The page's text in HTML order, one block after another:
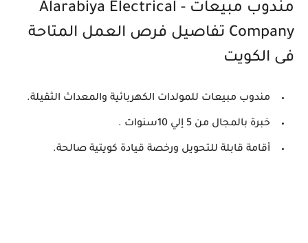
مندوب مبيعات - Alarabiya Electrical
Company تفاصيل فرص العمل المتاحة
فى الكويت
مندوب مبيعات للمولدات الكهربائية والمعداث الثقيلة.
خبرة بالمجال من 5 إلي 10سنوات .
أقامة قابلة للتحويل ورخصة قيادة كويتية صالحة.